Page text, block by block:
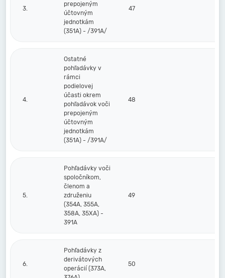
3.
prepojeným
účtovným
jednotkám
(351A) - /391A/
47
4.
Ostatné
pohľadávky v
rámci
podielovej
účasti okrem
pohľadávok voči
prepojeným
účtovným
jednotkám
(351A) - /391A/
48
5.
Pohľadávky voči
spoločníkom,
členom a
združeniu
(354A, 355A,
358A, 35XA) -
391A
49
6.
Pohľadávky z
derivátových
operácií (373A,
50